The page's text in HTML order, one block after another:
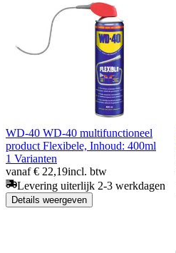
WD-40 WD-40 multifunctioneel
product Flexibele, Inhoud: 400ml
1 Varianten
vanaf € 22,19incl. btw
Levering uiterlijk 2-3 werkdagen
Details weergeven